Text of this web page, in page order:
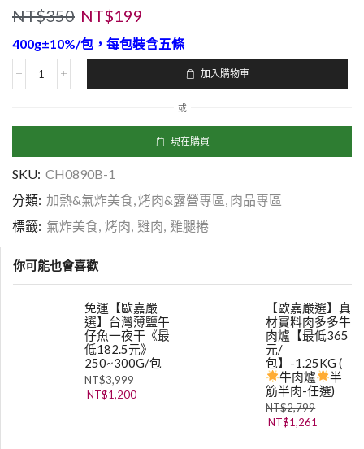
NT$350 NT$199
400g±10%/包，每包裝含五條
加入購物車
或
現在購買
SKU: CH0890B-1
分類: 加熱&氣炸美食 烤肉&露營專區 肉品專區
標籤: 氣炸美食 烤肉 雞肉 雞腿捲
你可能也會喜歡
免運【歐嘉嚴
選】台灣薄鹽午
仔魚一夜干《最
低182.5元》
250~300G/包
NT$3,999
NT$1,200
【歐嘉嚴選】真
材實料肉多多牛
肉爐【最低365
元/
包】-1.25KG (
牛肉爐
半
筋半肉-任選)
NT$2,799
NT$1,261